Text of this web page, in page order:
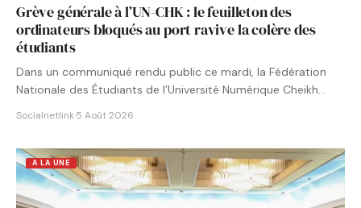
Grève générale à l’UN-CHK : le feuilleton des
ordinateurs bloqués au port ravive la colère des
étudiants
Dans un communiqué rendu public ce mardi, la Fédération
Nationale des Étudiants de l’Université Numérique Cheikh
Socialnetlink·5 Août 2026
A LA UNE